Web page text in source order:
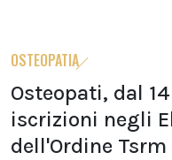
OSTEOPATIA
Osteopati, dal
iscrizioni negli
dell'Ordine Tsrm